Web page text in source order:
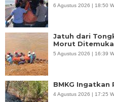
6 Agustus 2026 | 18:50
Jatuh dari
Morut
5 Agustus 2026 | 16:39
BMKG
4 Agustus 2026 | 17:25